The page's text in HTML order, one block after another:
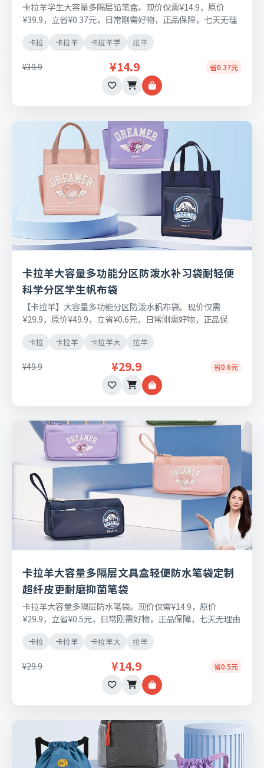
卡拉羊学生大容量多隔层铅笔盒。现价仅需¥14.9，原价
¥39.9，立省¥0.37元，日常刚需好物，正品保障，七天无理
卡拉 卡拉羊 卡拉羊学 拉羊
¥39.9 ¥14.9 省0.37元
卡拉羊大容量多功能分区防泼水补习袋耐轻便
科学分区学生帆布袋
【卡拉羊】大容量多功能分区防泼水帆布袋。现价仅需
¥29.9，原价¥49.9，立省¥0.6元，日常刚需好物，正品保
卡拉 卡拉羊 卡拉羊大 拉羊
¥49.9 ¥29.9 省0.6元
卡拉羊大容量多隔层文具盒轻便防水笔袋定制
超纤皮更耐磨抑菌笔袋
卡拉羊大容量多隔层防水笔袋。现价仅需¥14.9，原价
¥29.9，立省¥0.5元，日常刚需好物，正品保障，七天无理由
卡拉 卡拉羊 卡拉羊大 拉羊
¥29.9 ¥14.9 省0.5元